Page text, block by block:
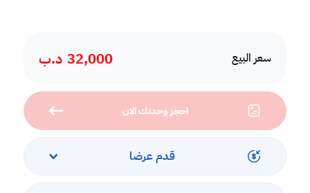
سعر البيع 32,000 د.ب
احجز وحدتك الان
قدم عرضا